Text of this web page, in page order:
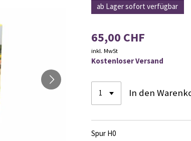
ab Lager sofort verfügbar
65,00 CHF
inkl. MwSt
Kostenloser Versand
In den
Spur H0